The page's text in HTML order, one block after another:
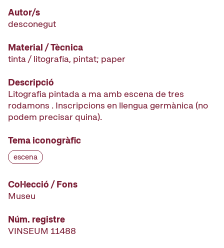
Autor/s
desconegut
Material / Tècnica
tinta / litografia, pintat; paper
Descripció
Litografia pintada a ma amb escena de tres
rodamons . Inscripcions en llengua germànica (no
podem precisar quina).
Tema iconogràfic
escena
Col·lecció / Fons
Museu
Núm. registre
VINSEUM 11488